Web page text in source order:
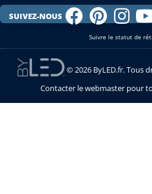
SUIVEZ-NOUS
Suivre le statut de
© 2026 ByLED.fr. Tous
Contacter le webmaster pour